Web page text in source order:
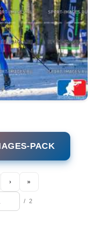
PACK
› »
/ 2